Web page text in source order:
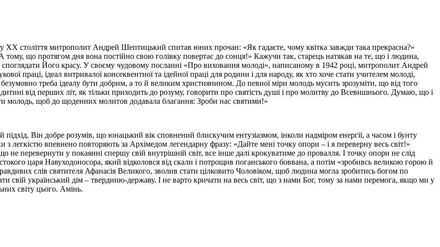
ХХ століття митрополит Андрей Шептицький спитав юних прочан: «Як гадаєте, чому квітка завжди така прекрасна?»
що протягом дня вона постійно свою голівку повертає до сонця!» Кажучи так, старець натякав на те, що і людина,
Його красу. У своєму чудовому посланні «Про виховання молоді», написаному в 1942 році, митрополит Андрей
праці, ідеал витривалої консеквентної та ідейної праці для родини і для народу, як хто хоче стати учителем молоді,
треба ідеалу бути добрим, а то й великим християнином. До певної міри молодь мусить зрозуміти, що від того
від перших літ, як тільки приходить до розуму, говорити про святість душі і про молитву до Всевишнього. Думаю, що і
молодь, щоб до щоденних молитов додавала благання: Зроби нас святими!»
Він добре розумів, що юнацький вік сповнений блискучим ентузіазмом, інколи надміром енергії, а часом і бунту
легкістю впевнено повторяють за Архімедом легендарну фразу: «Дайте мені точку опори – і я переверну весь світ!»
перевернути у покаянні спершу свій внутрішній світ, все інше далі крокуватиме до провалля. І точку опори не слід
царя Навуходоносора, який відколовся від скали і потрощив поганського боввана, а потім «зробивсь великою горою й
слів святителя Афанасія Великого, зволив стати цілковито Чоловіком, щоб людина могла зробитись богом по
свій український дім – твердиню-державу. І не варто кричати на весь світ, що з нами Бог, тому за нами перемога, якщо ми у
світу цього. Амінь.